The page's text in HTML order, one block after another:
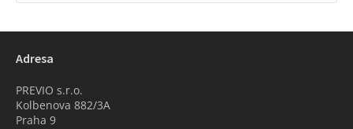
Adresa
PREVIO s.r.o.
Kolbenova 882/3A
Praha 9